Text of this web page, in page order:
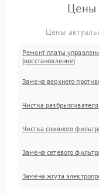
Цены
Цены
Ремонт платы
(восстановление)
Замена верхнего
Чистка разбрызгивателя
Чистка сливного
Замена сетевого
Замена жгута